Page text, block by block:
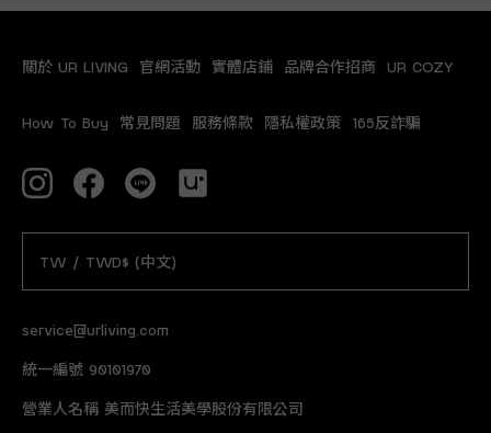
service@urliving.com
統一編號 90101970
營業人名稱 美而快生活美學股份有限公司
關於 UR LIVING 官網活動 實體店鋪 品牌合作招商 UR COZY
How To Buy 常見問題 服務條款 隱私權政策 165反詐騙
TW / TWD$ (中文)